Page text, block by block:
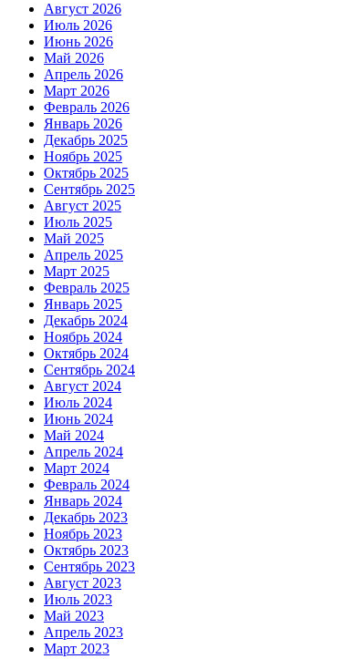
Август 2026
Июль 2026
Июнь 2026
Май 2026
Апрель 2026
Март 2026
Февраль 2026
Январь 2026
Декабрь 2025
Ноябрь 2025
Октябрь 2025
Сентябрь 2025
Август 2025
Июль 2025
Май 2025
Апрель 2025
Март 2025
Февраль 2025
Январь 2025
Декабрь 2024
Ноябрь 2024
Октябрь 2024
Сентябрь 2024
Август 2024
Июль 2024
Июнь 2024
Май 2024
Апрель 2024
Март 2024
Февраль 2024
Январь 2024
Декабрь 2023
Ноябрь 2023
Октябрь 2023
Сентябрь 2023
Август 2023
Июль 2023
Май 2023
Апрель 2023
Март 2023